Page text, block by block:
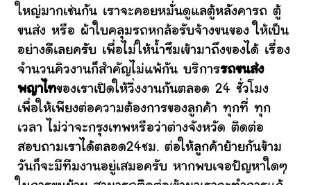
ใหญ่มากเช่นกัน เราจะคอยหมั่นดูแลตู้หลังคารถ ตู้
ขนส่ง หรือ ผ้าใบคลุมรถหกล้อรับจ้างขนของ ให้เป็น
อย่างดีเลยครับ เพื่อไม่ให้น้ำซึมเข้ามาถึงของได้ เรื่อง
จำนวนคิวงานก็สำคัญไม่แพ้กัน บริการรถขนส่ง
พญาไทของเราเปิดให้วิ่งงานกันตลอด 24 ชั่วโมง
เพื่อให้เพียงต่อความต้องการของลูกค้า ทุกที่ ทุก
เวลา ไม่ว่าจะกรุงเทพหรือว่าต่างจังหวัด ติดต่อ
สอบถามเราได้ตลอด24ชม. ต่อให้ลูกค้าย้ายกันข้าม
วันก็จะมีทีมงานอยู่เสมอครับ หากพบเจอปัญหาใดๆ